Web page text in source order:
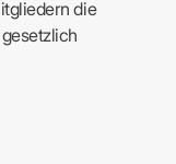
die